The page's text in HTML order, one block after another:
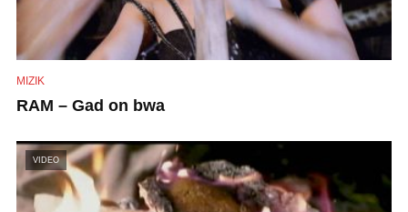
MIZIK
RAM – Gad on bwa
VIDEO